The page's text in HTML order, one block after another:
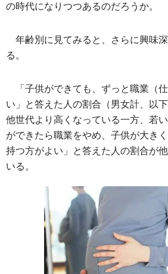
の時代になりつつあるのだろうか。
年齢別に見てみると、さらに興味
る。
「子供ができても、ずっと職業（
い」と答えた人の割合（男女計、以
他世代より高くなっている一方、若
ができたら職業をやめ、子供が大き
持つ方がよい」と答えた人の割合が
いる。